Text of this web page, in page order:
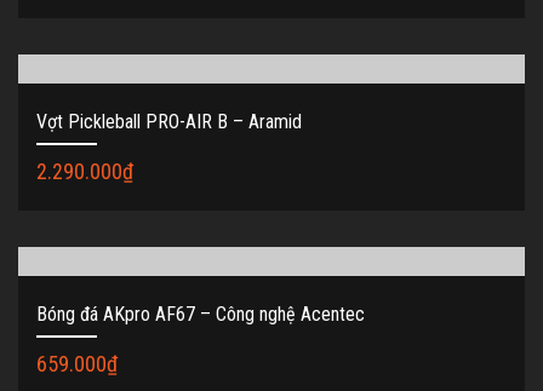
Vợt Pickleball PRO-AIR B – Aramid
2.290.000₫
Bóng đá AKpro AF67 – Công nghệ Acentec
659.000₫